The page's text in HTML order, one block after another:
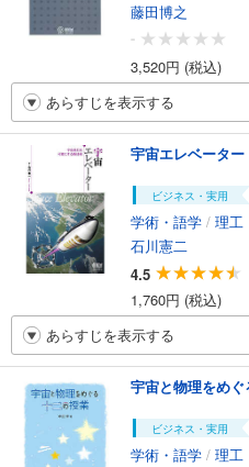
藤田博之
-
3,520円 (税込)
あらすじを表示する
宇宙エレベータ
ビジネス・実用
学術・語学 / 理工
石川憲二
4.5
1,760円 (税込)
あらすじを表示する
宇宙と物理をめ
ビジネス・実用
学術・語学 / 理工